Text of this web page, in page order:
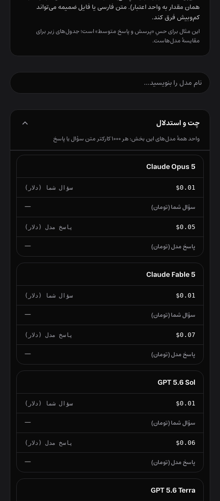
همان مقدار به واحد اعتبار). متن فارسی یا فایل ضمیمه می‌تواند
کم‌وبیش فرق کند.
این مثال برای حسِ «پرسش و پاسخ متوسط» است؛ جدول‌های زیر برای
مقایسهٔ مدل‌هاست.
جستجوی مدل در جدول نرخ
چت و استدلال
واحد همهٔ مدل‌های این بخش: هر ۱۰۰۰ کارکتر متن سؤال یا پاسخ
Claude Opus 5
$0.01
—
$0.05
—
Claude Fable 5
$0.01
—
$0.07
—
GPT 5.6 Sol
$0.01
—
$0.06
—
GPT 5.6 Terra